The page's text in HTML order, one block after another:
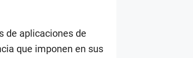
de aplicaciones de
que imponen en sus